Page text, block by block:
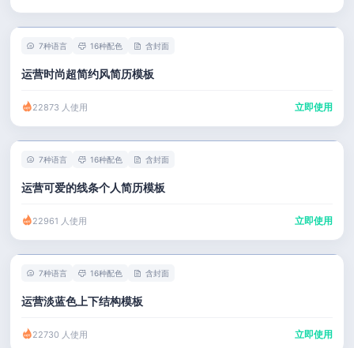
7种语言 16种配色 含封面
运营时尚超简约风简历模板
22873 人使用 立即使用
7种语言 16种配色 含封面
运营可爱的线条个人简历模板
22961 人使用 立即使用
7种语言 16种配色 含封面
运营淡蓝色上下结构模板
22730 人使用 立即使用